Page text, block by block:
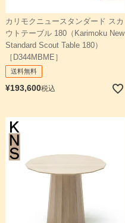
カリモクニュースタンダード スカ
ウトテーブル 180（Karimoku New
Standard Scout Table 180）
［D344MBME］
送料無料
¥193,600税込